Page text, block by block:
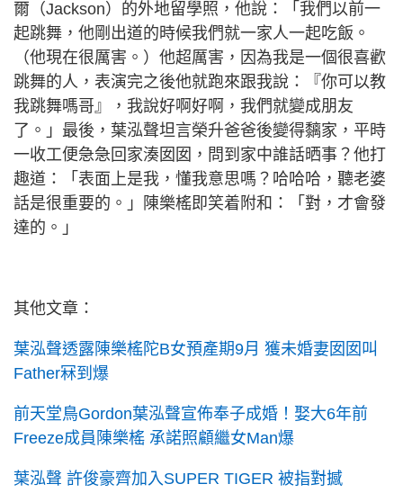
爾（Jackson）的外地留學照，他說：「我們以前一
起跳舞，他剛出道的時候我們就一家人一起吃飯。
（他現在很厲害。）他超厲害，因為我是一個很喜歡
跳舞的人，表演完之後他就跑來跟我說：『你可以教
我跳舞嗎哥』，我說好啊好啊，我們就變成朋友
了。」最後，葉泓聲坦言榮升爸爸後變得黐家，平時
一收工便急急回家湊囡囡，問到家中誰話晒事？他打
趣道：「表面上是我，懂我意思嗎？哈哈哈，聽老婆
話是很重要的。」陳樂榣即笑着附和：「對，才會發
達的。」
其他文章：
葉泓聲透露陳樂榣陀B女預產期9月 獲未婚妻囡囡叫
Father冧到爆
前天堂鳥Gordon葉泓聲宣佈奉子成婚！娶大6年前
Freeze成員陳樂榣 承諾照顧繼女Man爆
葉泓聲 許俊豪齊加入SUPER TIGER 被指對撼